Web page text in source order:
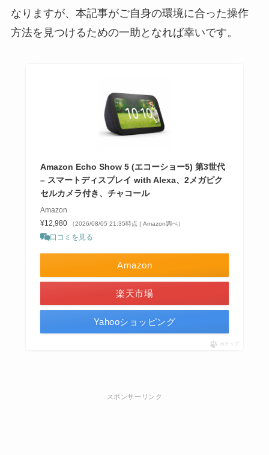
なりますが、本記事がご自身の環境に合った操作
方法を見つけるための一助となれば幸いです。
Amazon Echo Show 5 (エコーショー5) 第3世代
– スマートディスプレイ with Alexa、2メガピク
セルカメラ付き、チャコール
Amazon
¥12,980
（2026/08/05 21:35時点 | Amazon調べ）
口コミを見る
Amazon
楽天市場
Yahooショッピング
ポチップ